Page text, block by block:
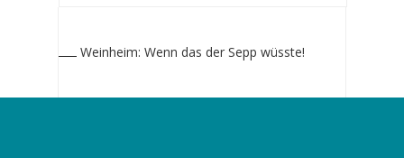
Bad Langensalza: Schwefel und Sole, was noch?
Weinheim: Wenn das der Sepp wüsste!